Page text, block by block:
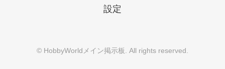
設定
© HobbyWorldメイン掲示板 . All rights reserved.